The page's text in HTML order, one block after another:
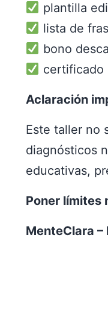
plantilla
lista de
bono
certificado
Aclaración
Este taller no
diagnósticos
educativas,
Poner límites
MenteClara